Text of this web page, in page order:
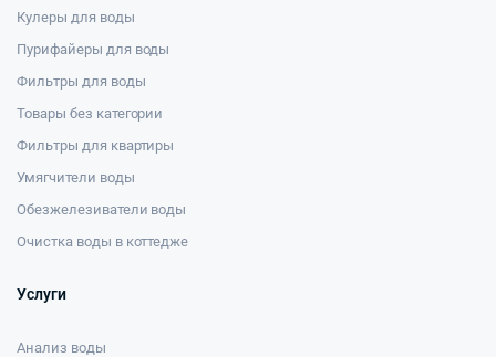
Кулеры для воды
Пурифайеры для воды
Фильтры для воды
Товары без категории
Фильтры для квартиры
Умягчители воды
Обезжелезиватели воды
Очистка воды в коттедже
Услуги
Анализ воды